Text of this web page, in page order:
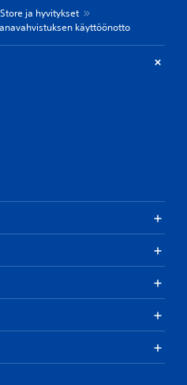
Store ja hyvitykset
käyttöönotto